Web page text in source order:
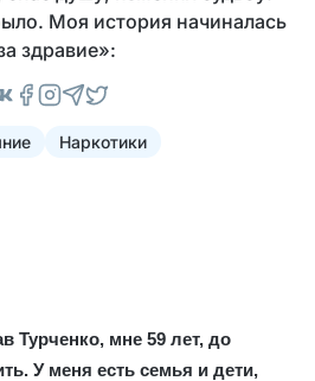
Моя история начиналась
здравие»:
Наркотики
Турченко, мне 59 лет, до
У меня есть семья и дети,